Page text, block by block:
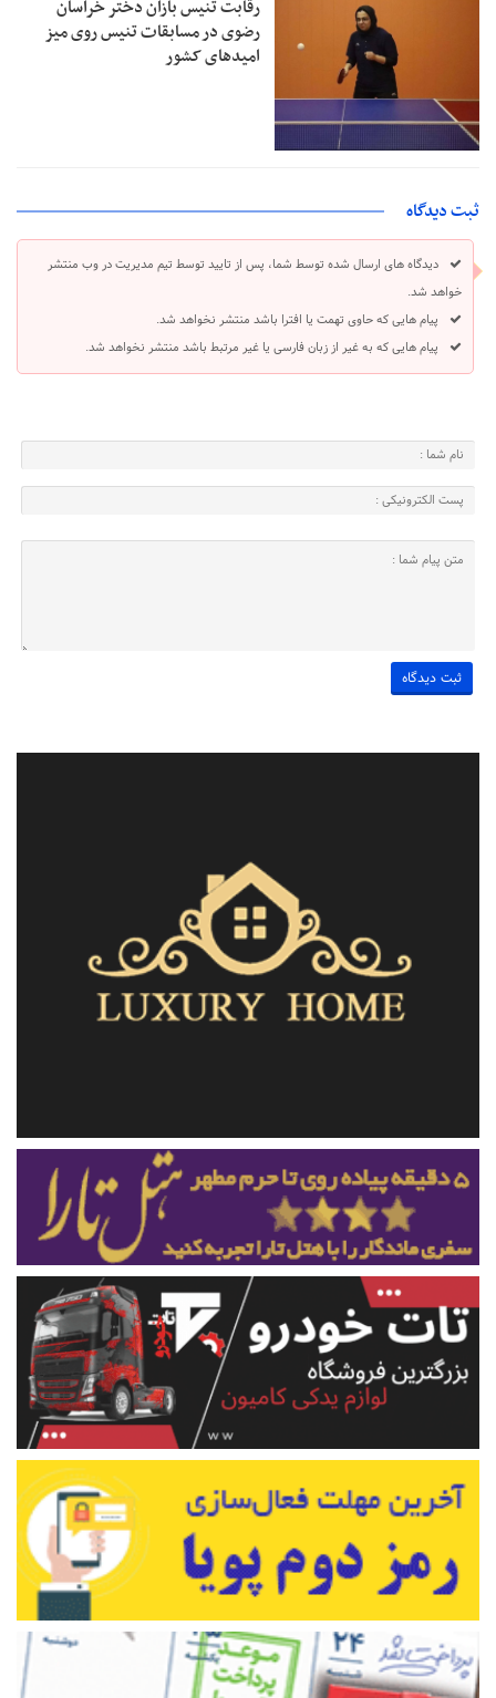
رقابت تنیس بازان دختر خراسان
رضوی در مسابقات تنیس روی میز
امیدهای کشور
ثبت دیدگاه
دیدگاه های ارسال شده توسط شما، پس از تایید توسط تیم مدیریت در وب منتشر
خواهد شد.
پیام هایی که حاوی تهمت یا افترا باشد منتشر نخواهد شد.
پیام هایی که به غیر از زبان فارسی یا غیر مرتبط باشد منتشر نخواهد شد.